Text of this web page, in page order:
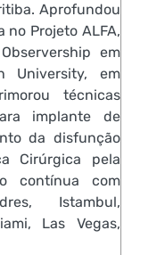
Aprofundou
no Projeto ALFA,
em
University, em
técnicas
implante de
da disfunção
Cirúrgica pela
contínua com
Istambul,
Las Vegas,